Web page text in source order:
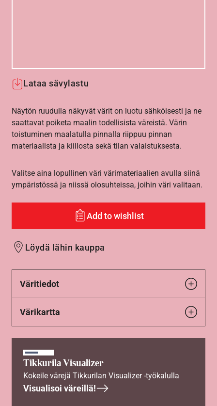
Lataa sävylastu
Näytön ruudulla näkyvät värit on luotu sähköisesti ja ne
saattavat poiketa maalin todellisista väreistä. Värin
toistuminen maalatulla pinnalla riippuu pinnan
materiaalista ja kiillosta sekä tilan valaistuksesta.
Valitse aina lopullinen väri värimateriaalien avulla siinä
ympäristössä ja niissä olosuhteissa, joihin väri valitaan.
Add to wishlist
Löydä lähin kauppa
Väritiedot
Värikartta
Tikkurila Visualizer
Kokeile värejä Tikkurilan Visualizer -työkalulla
Visualisoi väreillä!